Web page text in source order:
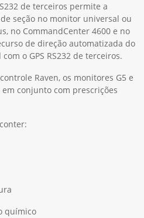
de terceiros permite a
seção no monitor universal ou
no CommandCenter 4600 e no
de direção automatizada do
o GPS RS232 de terceiros.
Raven, os monitores G5 e
conjunto com prescrições
químico